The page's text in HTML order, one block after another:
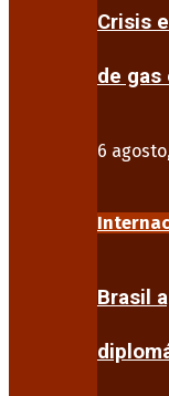
Crisis
de gas
6
Brasil